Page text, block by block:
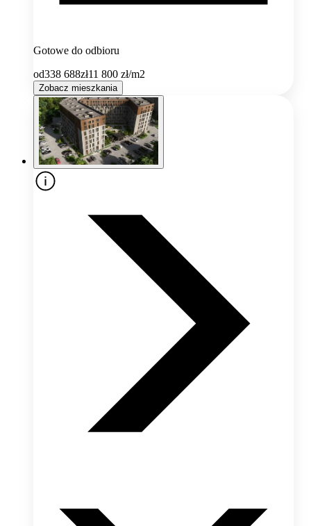
Gotowe do odbioru
od338 688zł11 800 zł/m2
Zobacz mieszkania